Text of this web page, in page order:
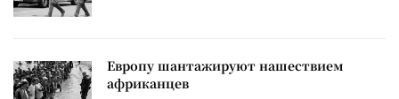
Европу шантажируют нашествием
африканцев